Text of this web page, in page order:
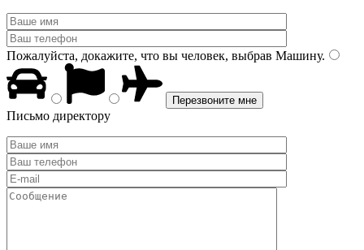
Пожалуйста, докажите, что вы человек, выбрав Машину.
Письмо директору